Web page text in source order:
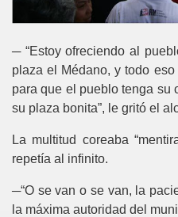
─ “Estoy ofreciendo al
plaza el Médano, y todo
para que el pueblo tenga su
su plaza bonita”, le gritó el
La multitud coreaba
repetía al infinito.
─“O se van o se van, la
la máxima autoridad del